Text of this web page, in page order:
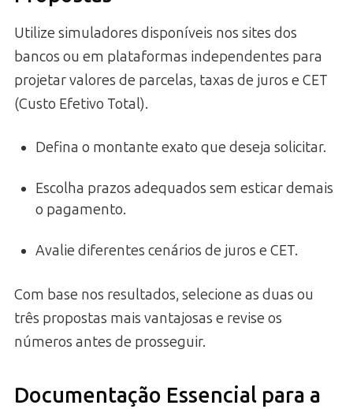
Utilize simuladores disponíveis nos sites dos
bancos ou em plataformas independentes para
projetar valores de parcelas, taxas de juros e CET
(Custo Efetivo Total).
Defina o montante exato que deseja solicitar.
Escolha prazos adequados sem esticar demais
o pagamento.
Avalie diferentes cenários de juros e CET.
Com base nos resultados, selecione as duas ou
três propostas mais vantajosas e revise os
números antes de prosseguir.
Documentação Essencial para a